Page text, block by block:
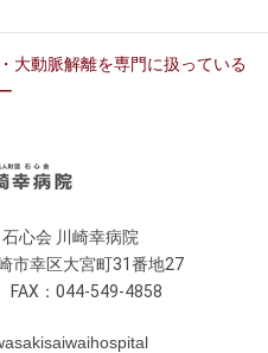
大動脈解離を専門に扱っている
心会 川崎幸病院
市幸区大宮町31番地27
FAX：044-549-4858